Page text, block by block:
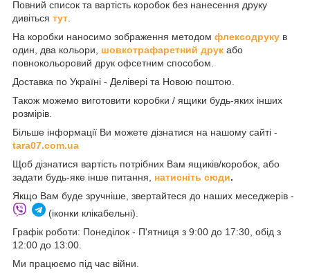
Повний список та вартість коробок без нанесення друку
дивіться тут
На коробки наносимо зображення методом флексодруку в
один, два кольори, шовкотрафаретний друк або
повнокольоровий друк офсетним способом.
Доставка по Україні - Делівері та Новою поштою.
Також можемо виготовити коробки / ящики будь-яких інших
розмірів.
Більше інформації Ви можете дізнатися на нашому сайті -
tara07.com.ua
Щоб дізнатися вартість потрібних Вам ящиків/коробок, або
задати будь-яке інше питання, натисніть сюди.
Якщо Вам буде зручніше, звертайтеся до наших меседжерів -
(іконки клікабельні).
Графік роботи: Понеділок - П'ятниця з 9:00 до 17:30, обід з
12:00 до 13:00.
Ми працюємо під час війни.